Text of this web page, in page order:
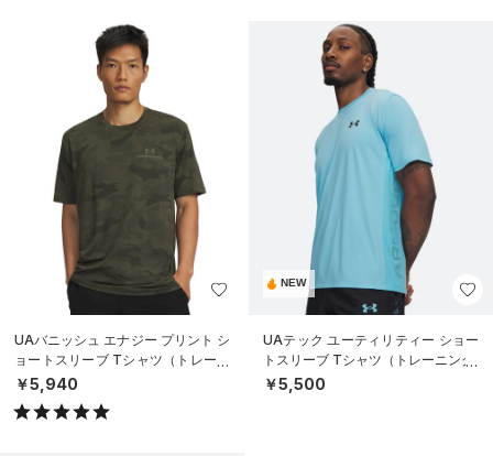
UAバニッシュ エナジー プリント シ
ョートスリーブ Tシャツ（トレーニ
ング/MEN）
￥5,940
NEW
UAテック ユーティリティー ショー
トスリーブ Tシャツ（トレーニング/
MEN）
￥5,500